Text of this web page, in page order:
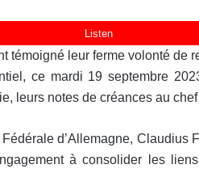
témoigné leur ferme volonté de
ce mardi 19 septembre
leurs notes de créances au
d’Allemagne, Claudius
à consolider les